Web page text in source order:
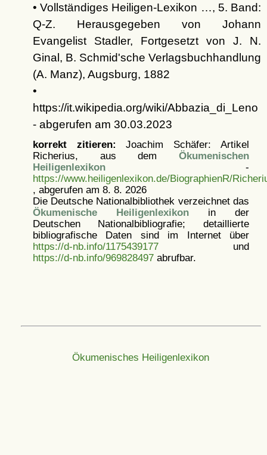
• Vollständiges Heiligen-Lexikon …, 5. Band:
Q-Z. Herausgegeben von Johann
Evangelist Stadler, Fortgesetzt von J. N.
Ginal, B. Schmid'sche Verlagsbuchhandlung
(A. Manz), Augsburg, 1882
•
https://it.wikipedia.org/wiki/Abbazia_di_Leno
- abgerufen am 30.03.2023
korrekt zitieren: Joachim Schäfer: Artikel
Richerius, aus dem Ökumenischen
Heiligenlexikon-
https://www.heiligenlexikon.de/BiographienR/
, abgerufen am 8. 8. 2026
Die Deutsche Nationalbibliothek verzeichnet das
Ökumenische Heiligenlexikonin der
Deutschen Nationalbibliografie; detaillierte
bibliografische Daten sind im Internet über
https://d-nb.info/1175439177und
https://d-nb.info/969828497abrufbar.
Ökumenisches Heiligenlexikon